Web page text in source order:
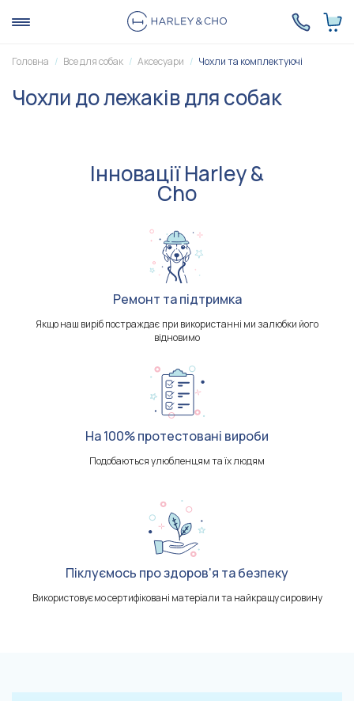
Головна Все для собак Аксесуари Чохли та комплектуючі
Чохли до лежаків для собак
Інновації Harley &
Cho
Ремонт та підтримка
Якщо наш виріб постраждає при використанні ми залюбки його
відновимо
На 100% протестовані вироби
Подобаються улюбленцям та їх людям
Піклуємось про здоров'я та безпеку
Використовуємо сертифіковані матеріали та найкращу сировину